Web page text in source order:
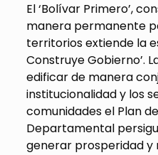
El ‘Bolívar Primero’,
manera permanente
territorios extiende la
Construye Gobierno’.
edificar de manera
institucionalidad y los
comunidades el Plan
Departamental
generar prosperidad y